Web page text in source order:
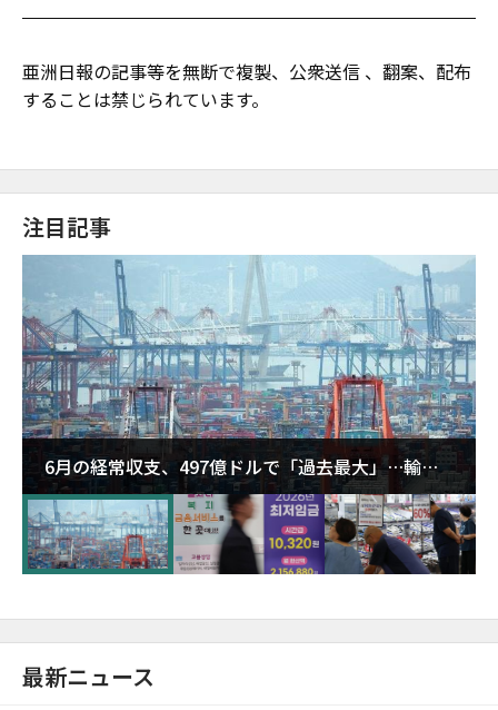
亜洲日報の記事等を無断で複製、公衆送信 、翻案、配布
することは禁じられています。
注目記事
6月の経常収支、497億ドルで「過去最大」…輸出
が初の1000億ドル突破
最新ニュース